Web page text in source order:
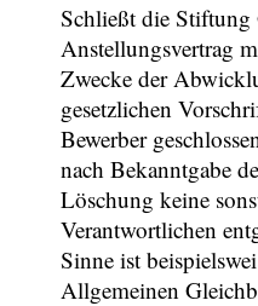
Schließt die Stiftung
Anstellungsvertrag
Zwecke der
gesetzlichen
Bewerber
nach Bekanntgabe
Löschung keine
Verantwortlichen
Sinne ist
Allgemeinen